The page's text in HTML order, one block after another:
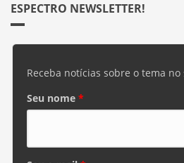
ESPECTRO NEWSLETTER!
Receba notícias sobre o tema no
Seu nome *